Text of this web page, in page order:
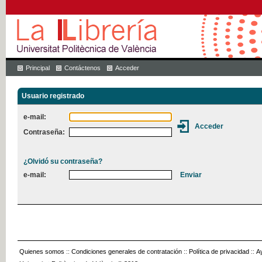
Principal Contáctenos Acceder
Usuario registrado
e-mail:
Contraseña:
¿Olvidó su contraseña?
e-mail:
Quienes somos :: Condiciones generales de contratación :: Política de privacidad ::